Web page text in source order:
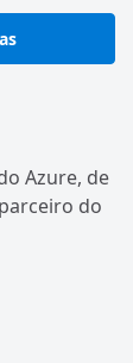
Azure, de
do